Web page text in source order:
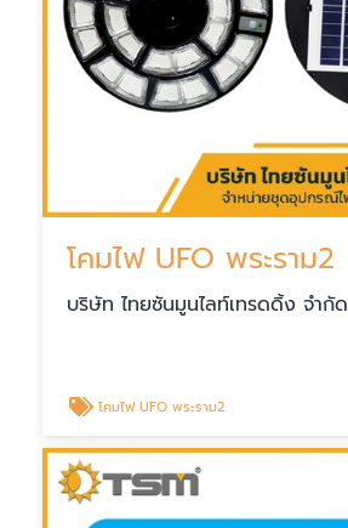
โคมไฟ UFO พระราม2
บริษัท ไทยซันมูนไลท์เทรดดิ้ง จำกัด
โคมไฟ UFO พระราม2